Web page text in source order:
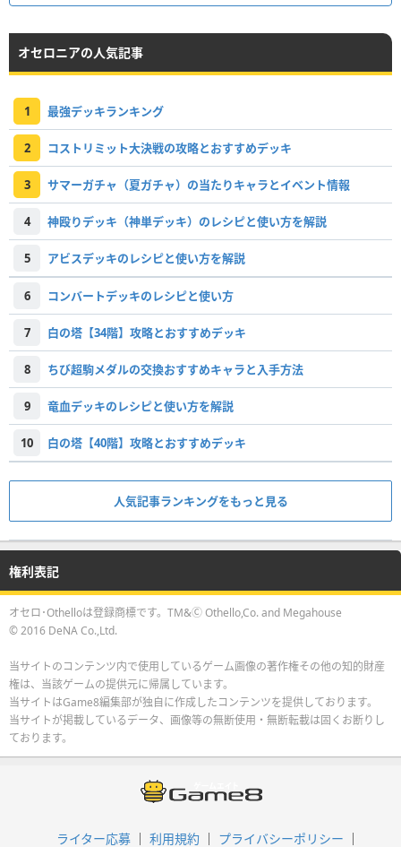
オセロニアの人気記事
1 最強デッキランキング
2 コストリミット大決戦の攻略とおすすめデッキ
3 サマーガチャ（夏ガチャ）の当たりキャラとイベント情報
4 神殴りデッキ（神単デッキ）のレシピと使い方を解説
5 アビスデッキのレシピと使い方を解説
6 コンバートデッキのレシピと使い方
7 白の塔【34階】攻略とおすすめデッキ
8 ちび超駒メダルの交換おすすめキャラと入手方法
9 竜血デッキのレシピと使い方を解説
10 白の塔【40階】攻略とおすすめデッキ
人気記事ランキングをもっと見る
権利表記
オセロ･Othelloは登録商標です。TM&Ⓒ Othello,Co. and Megahouse
© 2016 DeNA Co.,Ltd.
当サイトのコンテンツ内で使用しているゲーム画像の著作権その他の知的財産
権は、当該ゲームの提供元に帰属しています。
当サイトはGame8編集部が独自に作成したコンテンツを提供しております。
当サイトが掲載しているデータ、画像等の無断使用・無断転載は固くお断りし
ております。
ライター応募 利用規約 プライバシーポリシー